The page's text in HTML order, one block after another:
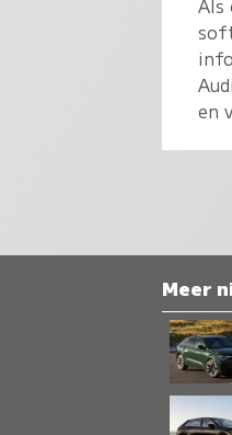
en
Meer